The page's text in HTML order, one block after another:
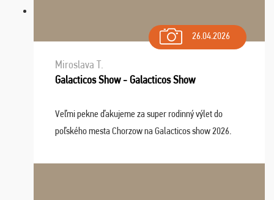
26.04.2026
Miroslava T.
Galacticos Show - Galacticos Show
Veľmi pekne ďakujeme za super rodinný výlet do
poľského mesta Chorzow na Galacticos show 2026.
Navštívili sme aj zábavný park Legendia, previe ...